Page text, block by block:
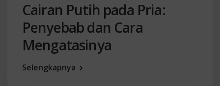
Cairan Putih pada Pria:
Penyebab dan Cara
Mengatasinya
Selengkapnya